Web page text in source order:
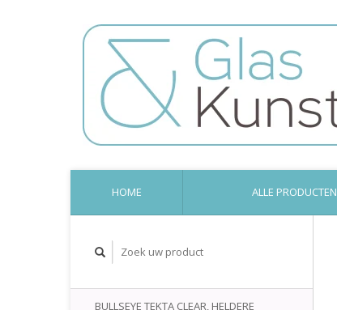
HOME ALLE PRODUCTEN
BULLSEYE TEKTA CLEAR, HELDERE